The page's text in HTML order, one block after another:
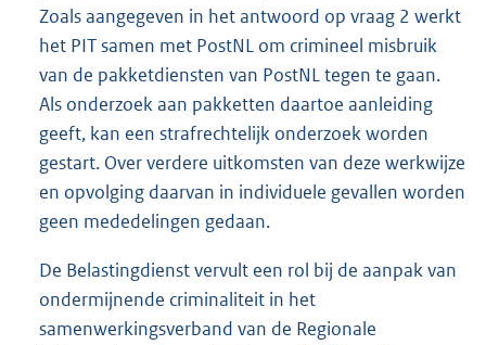
Zoals aangegeven in het antwoord op vraag 2 werkt
het PIT samen met PostNL om crimineel misbruik
van de pakketdiensten van PostNL tegen te gaan.
Als onderzoek aan pakketten daartoe aanleiding
geeft, kan een strafrechtelijk onderzoek worden
gestart. Over verdere uitkomsten van deze werkwijze
en opvolging daarvan in individuele gevallen worden
geen mededelingen gedaan.
De Belastingdienst vervult een rol bij de aanpak van
ondermijnende criminaliteit in het
samenwerkingsverband van de Regionale